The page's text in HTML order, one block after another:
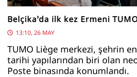
Belçika’da ilk kez Ermeni
13:10, 26 MAY
TUMO Liège merkezi, şehrin
tarihi yapılarından biri olan
Poste binasında konumlandı.